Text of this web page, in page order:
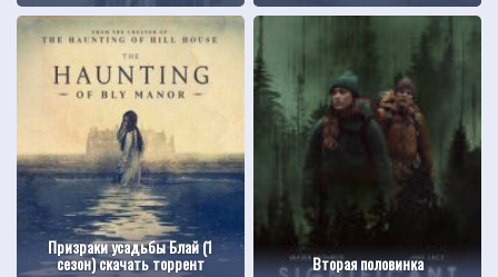
Призраки усадьбы Блай (1
сезон) скачать торрент Вторая половинка